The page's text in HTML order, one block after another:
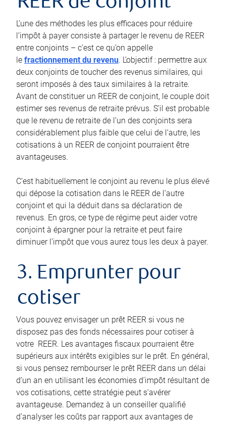
L’une des méthodes les plus efficaces pour réduire
l’impôt à payer consiste à partager le revenu de REER
entre conjoints – c’est ce qu’on appelle
le fractionnement du revenu. L’objectif : permettre aux
deux conjoints de toucher des revenus similaires, qui
seront imposés à des taux similaires à la retraite.
Avant de constituer un REER de conjoint, le couple doit
estimer ses revenus de retraite prévus. S’il est probable
que le revenu de retraite de l’un des conjoints sera
considérablement plus faible que celui de l’autre, les
cotisations à un REER de conjoint pourraient être
avantageuses.
C’est habituellement le conjoint au revenu le plus élevé
qui dépose la cotisation dans le REER de l’autre
conjoint et qui la déduit dans sa déclaration de
revenus. En gros, ce type de régime peut aider votre
conjoint à épargner pour la retraite et peut faire
diminuer l’impôt que vous aurez tous les deux à payer.
3. Emprunter pour
cotiser
Vous pouvez envisager un prêt REER si vous ne
disposez pas des fonds nécessaires pour cotiser à
votre REER. Les avantages fiscaux pourraient être
supérieurs aux intérêts exigibles sur le prêt. En général,
si vous pensez rembourser le prêt REER dans un délai
d’un an en utilisant les économies d’impôt résultant de
vos cotisations, cette stratégie peut s’avérer
avantageuse. Demandez à un conseiller qualifié
d’analyser les coûts par rapport aux avantages de